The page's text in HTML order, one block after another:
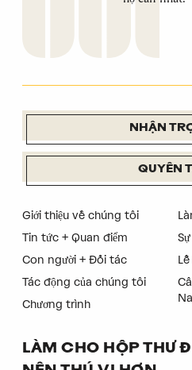
NHẬN
QUYÊN
Giới thiệu về chúng tôi
Tin tức + Quan điểm
Con người + Đối tác
Tác động của chúng tôi
Chương trình
LÀM CHO HỘP THƯ